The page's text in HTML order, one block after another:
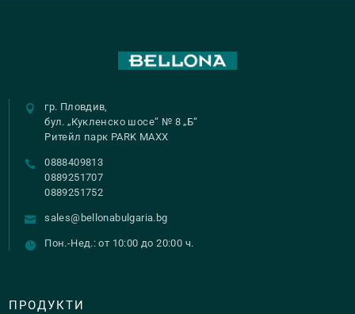
гр. Пловдив,
бул. „Кукленско шосе“ № 8 „Б“
Ритейл парк PARK MAXX
0888409813
0889251707
0889251752
sales@bellonabulgaria.bg
Пон.-Нед.: от 10:00 до 20:00 ч.
ПРОДУКТИ